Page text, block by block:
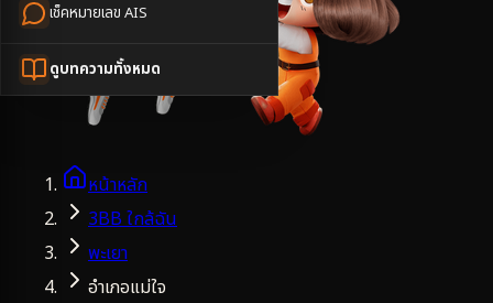
เช็คหมายเลข AIS
ดูบทความทั้งหมด
หน้าหลัก
3BB ใกล้ฉัน
พะเยา
อำเภอแม่ใจ